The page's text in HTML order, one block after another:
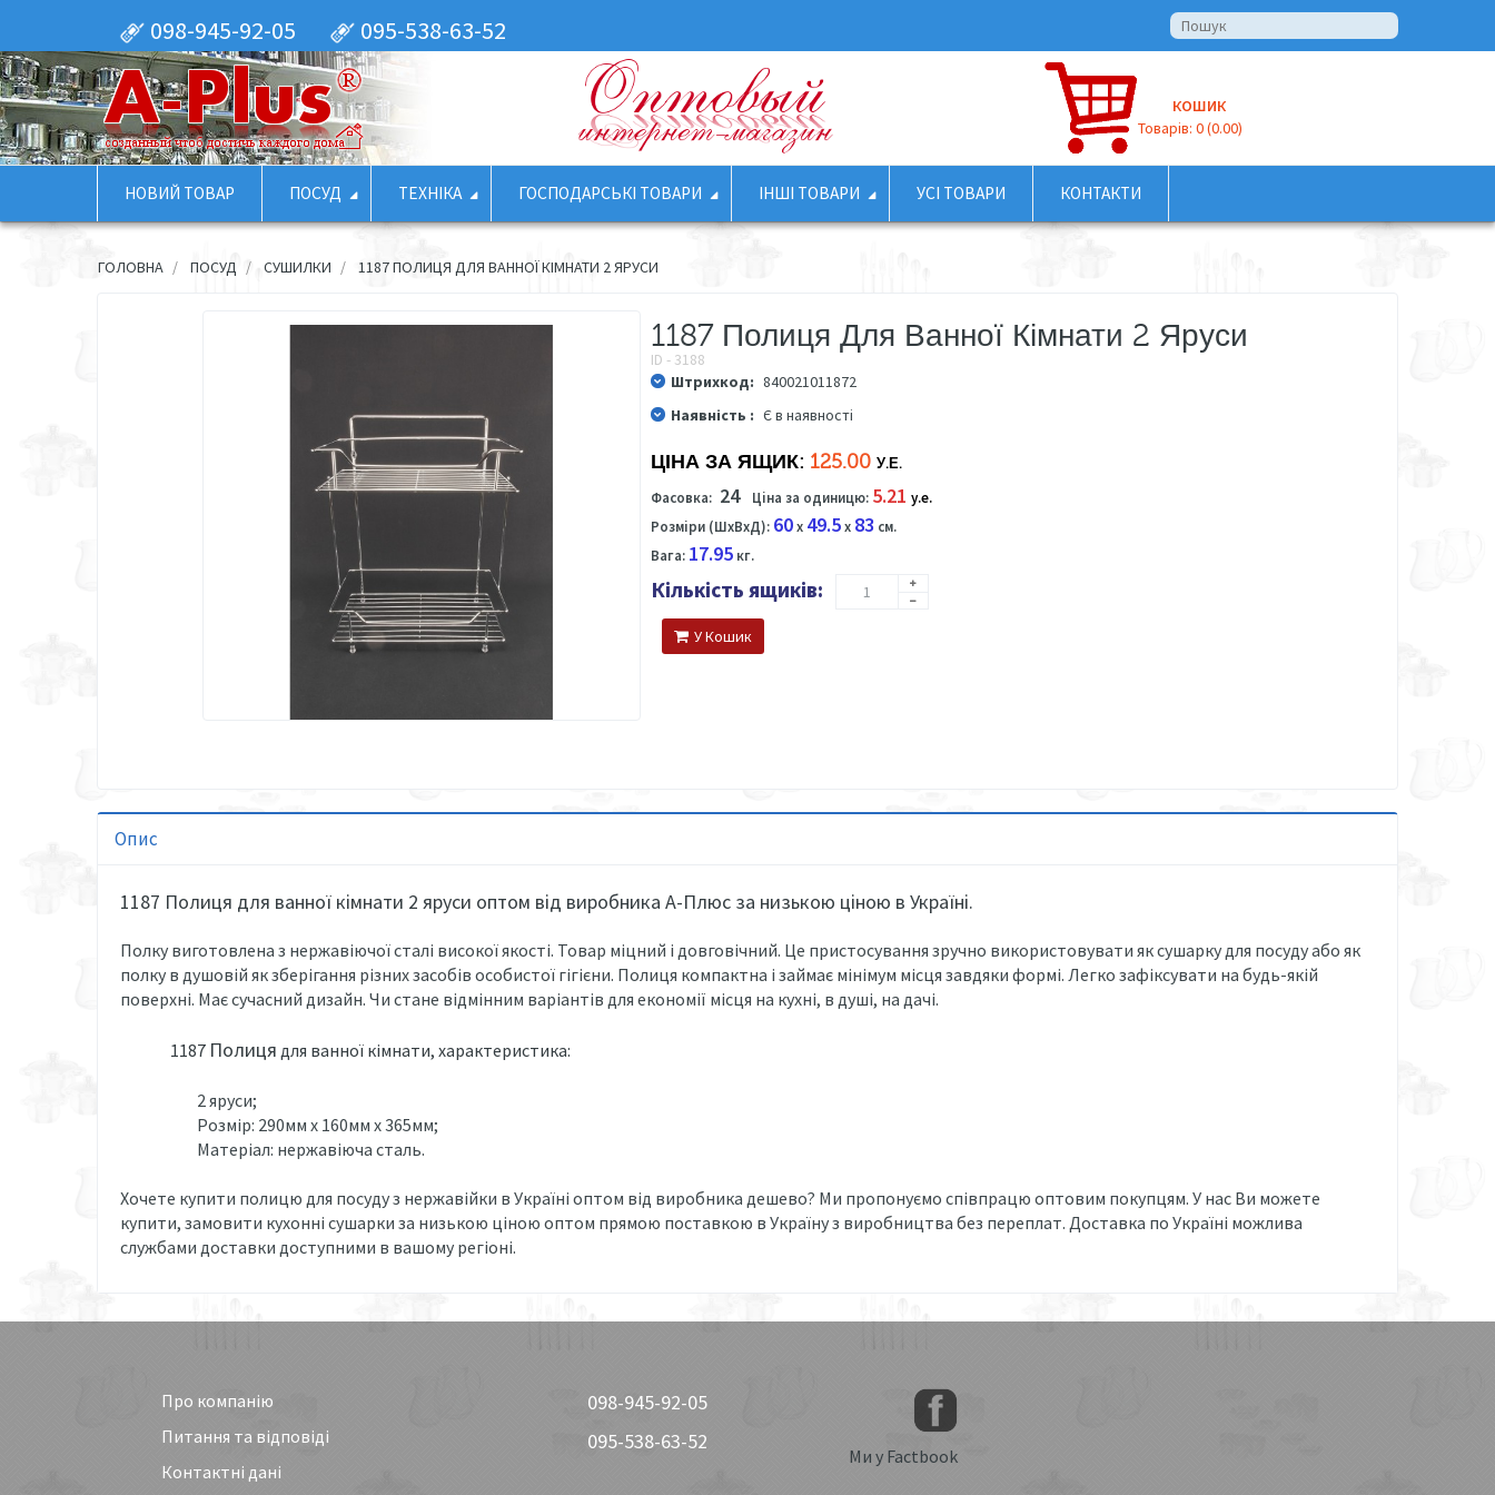
098-945-92-05 095-538-63-52
КОШИК
Товарів: 0 (0.00)
НОВИЙ ТОВАР ПОСУД ТЕХНІКА ГОСПОДАРСЬКІ ТОВАРИ ІНШІ ТОВАРИ УСІ ТОВАРИ КОНТАКТИ
ГОЛОВНА ПОСУД СУШИЛКИ 1187 ПОЛИЦЯ ДЛЯ ВАННОЇ КІМНАТИ 2 ЯРУСИ
1187 Полиця Для Ванної Кімнати 2 Яруси
ID - 3188
Штрихкод: 840021011872
Наявність : Є в наявності
ЦІНА ЗА ЯЩИК: 125.00 У.Е.
Фасовка: 24 Ціна за одиницю: 5.21 у.е.
Розміри (ШхВхД): 60x 49.5x 83 см.
Вага: 17.95кг.
Кількість ящиків:
У Кошик
Опис
1187 Полиця для ванної кімнати 2 яруси оптом від виробника А-Плюс за низькою ціною в Україні.
Полку виготовлена ​​з нержавіючої сталі високої якості. Товар міцний і довговічний. Це пристосування зручно використовувати як сушарку для посуду або як
полку в душовій як зберігання різних засобів особистої гігієни. Полиця компактна і займає мінімум місця завдяки формі. Легко зафіксувати на будь-якій
поверхні. Має сучасний дизайн. Чи стане відмінним варіантів для економії місця на кухні, в душі, на дачі.
1187 Полиця для ванної кімнати, характеристика:
2 яруси;
Розмір: 290мм х 160мм х 365мм;
Матеріал: нержавіюча сталь.
Хочете купити полицю для посуду з нержавійки в Україні оптом від виробника дешево? Ми пропонуємо співпрацю оптовим покупцям. У нас Ви можете
купити, замовити кухонні сушарки за низькою ціною оптом прямою поставкою в Україну з виробництва без переплат. Доставка по Україні можлива
службами доставки доступними в вашому регіоні.
Про компанію
Питання та відповіді
Контактні дані
098-945-92-05
095-538-63-52
Ми у Factbook